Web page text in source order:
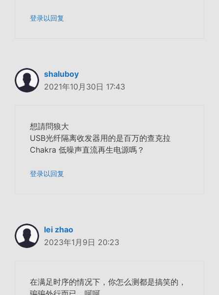
登录以回复
shaluboy
2021年10月30日 17:43
想請問狼大
USB光纤隔离收发器用的是百万的查克拉
Chakra 低噪声直流再生电源嗎？
登录以回复
lei zhao
2023年1月9日 20:23
在满足时序的情况下，你怎么测都是搞笑的，